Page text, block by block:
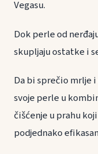
Vegasu.
Dok perle od
skupljaju ostatke i
Da bi sprečio mrlje
svoje perle u
čišćenje u prahu
podjednako